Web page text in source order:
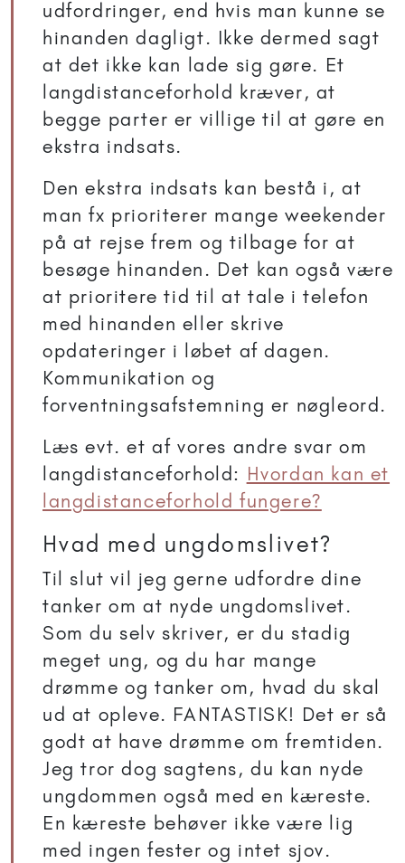
udfordringer, end hvis man kunne se
hinanden dagligt. Ikke dermed sagt
at det ikke kan lade sig gøre. Et
langdistanceforhold kræver, at
begge parter er villige til at gøre en
ekstra indsats.
Den ekstra indsats kan bestå i, at
man fx prioriterer mange weekender
på at rejse frem og tilbage for at
besøge hinanden. Det kan også være
at prioritere tid til at tale i telefon
med hinanden eller skrive
opdateringer i løbet af dagen.
Kommunikation og
forventningsafstemning er nøgleord.
Læs evt. et af vores andre svar om
langdistanceforhold: Hvordan kan et
langdistanceforhold fungere?
Hvad med ungdomslivet?
Til slut vil jeg gerne udfordre dine
tanker om at nyde ungdomslivet.
Som du selv skriver, er du stadig
meget ung, og du har mange
drømme og tanker om, hvad du skal
ud at opleve. FANTASTISK! Det er så
godt at have drømme om fremtiden.
Jeg tror dog sagtens, du kan nyde
ungdommen også med en kæreste.
En kæreste behøver ikke være lig
med ingen fester og intet sjov.